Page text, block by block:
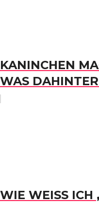
KANINCHEN
WAS
WIE WEISS ICH ,